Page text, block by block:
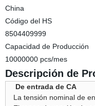
China
Código del HS
8504409999
Capacidad de Producción
10000000 pcs/mes
Descripción de
De entrada de CA
La tensión nominal de